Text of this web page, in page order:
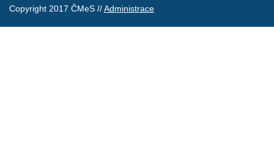
Copyright 2017 ČMeS //Administrace